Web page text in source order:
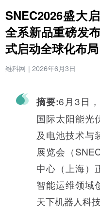
SNEC2026盛大
全系新品重磅发
式启动全球化布局
维科网 | 2026年6月3日
摘要:6月3日
国际太阳能光
及电池技术与
展览会（
中心（上海）
智能运维领域
天下机器人科